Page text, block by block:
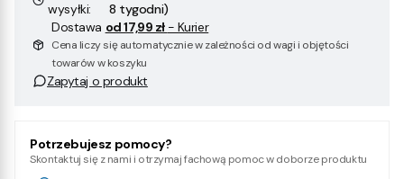
wysyłki:
8 tygodni)
Dostawa od 17,99 zł - Kurier
Cena liczy się automatycznie w zależności od wagi i objętości
towarów w koszyku
Zapytaj o produkt
Potrzebujesz pomocy?
Skontaktuj się z nami i otrzymaj fachową pomoc w doborze produktu